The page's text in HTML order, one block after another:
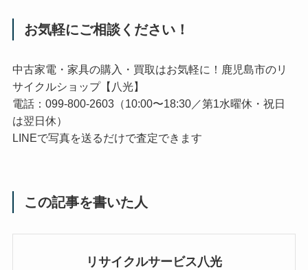
お気軽にご相談ください！
中古家電・家具の購入・買取はお気軽に！鹿児島市のリ
サイクルショップ【八光】
電話：099-800-2603（10:00〜18:30／第1水曜休・祝日
は翌日休）
LINEで写真を送るだけで査定できます
この記事を書いた人
リサイクルサービス八光